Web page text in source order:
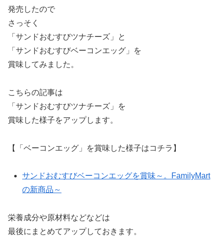
発売したので
さっそく
「サンドおむすびツナチーズ」と
「サンドおむすびベーコンエッグ」を
賞味してみました。
こちらの記事は
「サンドおむすびツナチーズ」を
賞味した様子をアップします。
【「ベーコンエッグ」を賞味した様子はコチラ】
サンドおむすびベーコンエッグを賞味～。FamilyMart
の新商品～
栄養成分や原材料などなどは
最後にまとめてアップしておきます。